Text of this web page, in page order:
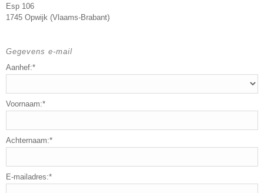
Esp 106
1745 Opwijk (Vlaams-Brabant)
Gegevens e-mail
Aanhef:*
Voornaam:*
Achternaam:*
E-mailadres:*